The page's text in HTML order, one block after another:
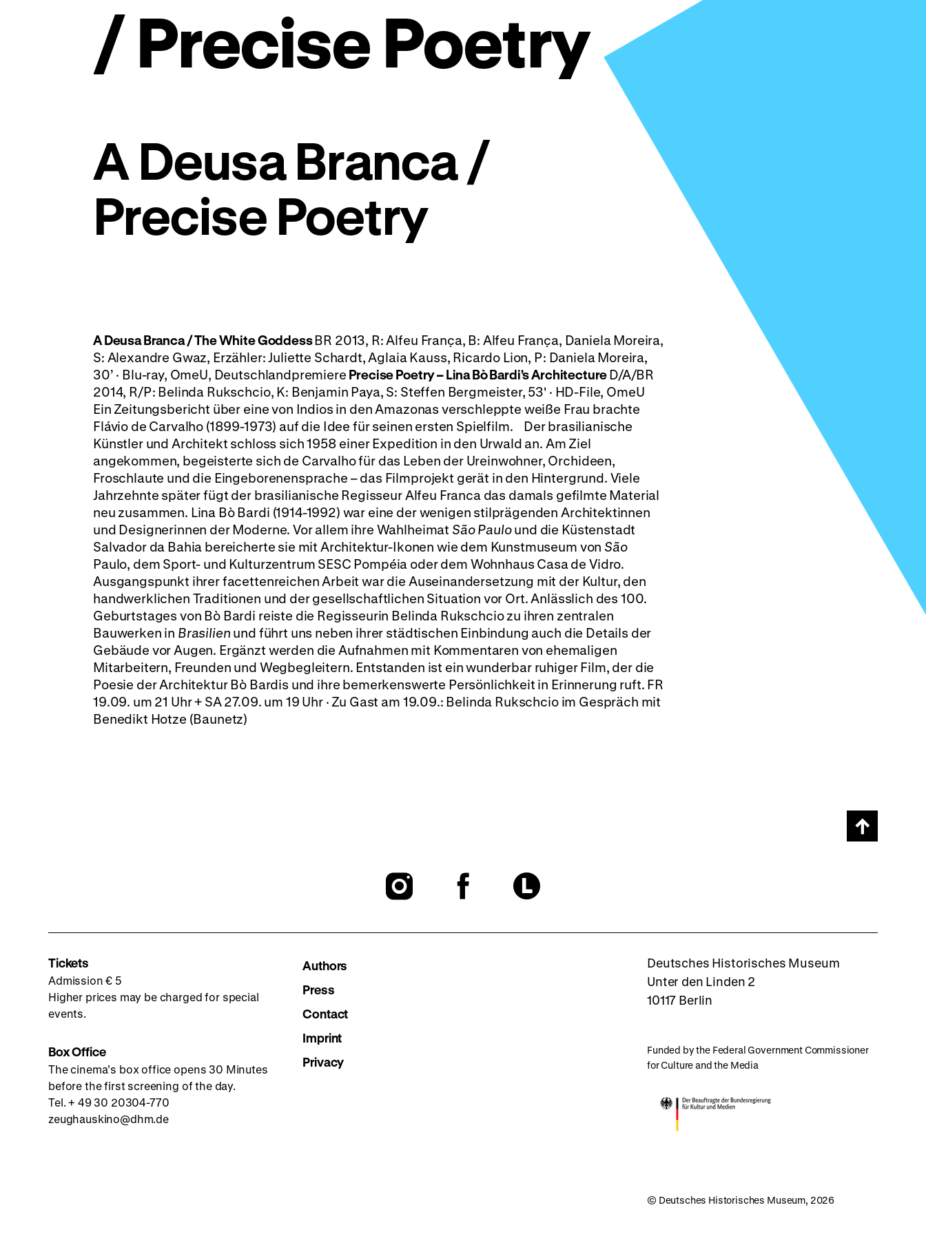
/ Precise Poetry
A Deusa Branca /
Precise Poetry
A Deusa Branca / The White GoddessBR 2013, R: Alfeu França, B: Alfeu França, Daniela Moreira,
S: Alexandre Gwaz, Erzähler: Juliette Schardt, Aglaia Kauss, Ricardo Lion, P: Daniela Moreira,
30’ · Blu-ray, OmeU, Deutschlandpremiere Precise Poetry – Lina Bò Bardi's ArchitectureD/A/BR
2014, R/P: Belinda Rukschcio, K: Benjamin Paya, S: Steffen Bergmeister, 53' · HD-File, OmeU
Ein Zeitungsbericht über eine von Indios in den Amazonas verschleppte weiße Frau brachte
Flávio de Carvalho (1899-1973) auf die Idee für seinen ersten Spielfilm. Der brasilianische
Künstler und Architekt schloss sich 1958 einer Expedition in den Urwald an. Am Ziel
angekommen, begeisterte sich de Carvalho für das Leben der Ureinwohner, Orchideen,
Froschlaute und die Eingeborenensprache – das Filmprojekt gerät in den Hintergrund. Viele
Jahrzehnte später fügt der brasilianische Regisseur Alfeu Franca das damals gefilmte Material
neu zusammen. Lina Bò Bardi (1914-1992) war eine der wenigen stilprägenden Architektinnen
und Designerinnen der Moderne. Vor allem ihre Wahlheimat São Paulound die Küstenstadt
Salvador da Bahia bereicherte sie mit Architektur-Ikonen wie dem Kunstmuseum von São
Paulo, dem Sport- und Kulturzentrum SESC Pompéia oder dem Wohnhaus Casa de Vidro.
Ausgangspunkt ihrer facettenreichen Arbeit war die Auseinandersetzung mit der Kultur, den
handwerklichen Traditionen und der gesellschaftlichen Situation vor Ort. Anlässlich des 100.
Geburtstages von Bò Bardi reiste die Regisseurin Belinda Rukschcio zu ihren zentralen
Bauwerken in Brasilien und führt uns neben ihrer städtischen Einbindung auch die Details der
Gebäude vor Augen. Ergänzt werden die Aufnahmen mit Kommentaren von ehemaligen
Mitarbeitern, Freunden und Wegbegleitern. Entstanden ist ein wunderbar ruhiger Film, der die
Poesie der Architektur Bò Bardis und ihre bemerkenswerte Persönlichkeit in Erinnerung ruft. FR
19.09. um 21 Uhr + SA 27.09. um 19 Uhr · Zu Gast am 19.09.: Belinda Rukschcio im Gespräch mit
Benedikt Hotze (Baunetz)
Scroll
page
To
To
To
Letterboxd
Tickets
Admission € 5
Higher prices may be charged for special
events.
Box Office
The cinema’s box office opens 30 Minutes
before the first screening of the day.
Tel. + 49 30 20304-770
zeughauskino@dhm.de
Authors
Press
Contact
Imprint
Privacy
Deutsches Historisches Museum
Unter den Linden 2
10117 Berlin
Funded by the Federal Government Commissioner
for Culture and the Media
© Deutsches Historisches Museum, 2026